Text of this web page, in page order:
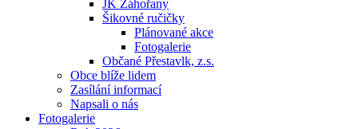
JK Záhořany
Šikovné ručičky
Plánované akce
Fotogalerie
Občané Přestavlk, z.s.
Obce blíže lidem
Zasílání informací
Napsali o nás
Fotogalerie